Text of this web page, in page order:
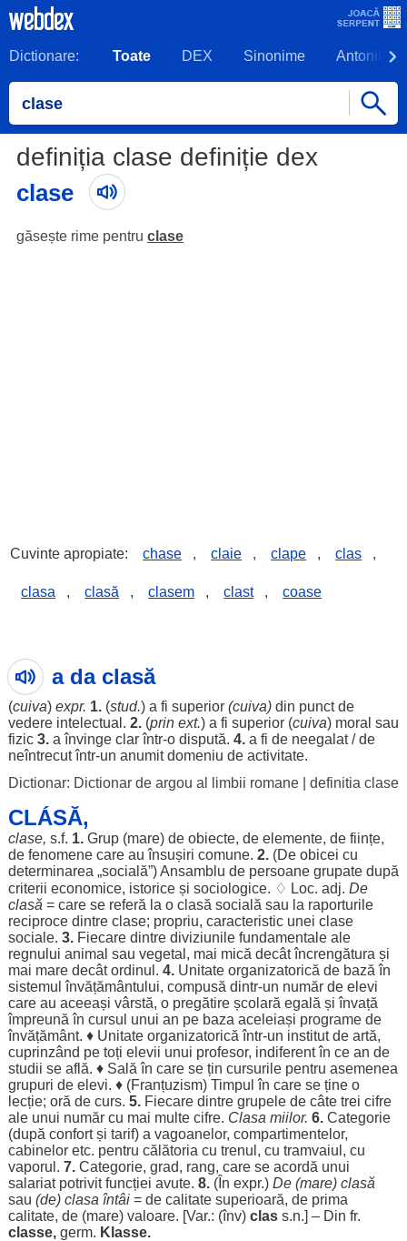
Dictionare: Toate DEX Sinonime Antonime
definiția clase definiție dex
clase
găsește rime pentru clase
Cuvinte apropiate: chase , claie , clape , clas ,
clasa , clasă , clasem , clast , coase
a da clasă
(cuiva) expr. 1.(stud.) a fi superior (cuiva)din punctde
vedere intelectual . 2.(prin ext.) a fi superior(cuiva) moral sau
fizic 3.aînvinge clarîntr-o dispută. 4.a fi de neegalat/ de
neîntrecutîntr-un anumit domeniu de activitate.
Dictionar: Dictionar de argou al limbii romane| definitia clase
CLÁSĂ,
clase, s.f. 1. Grup(mare) de obiecte, de elemente, de ființe,
de fenomenecare auînsușiri comune. 2.(De obicei cu
determinarea „socială”)Ansamblu de persoane grupatedupă
criterii economice, istoriceși sociologice. ♢ Loc. adj. De
clasă = care se referă la o clasă socială sau la raporturile
reciproce dintreclase; propriu, caracteristicunei clase
sociale. 3. Fiecare dintre diviziunile fundamentale ale
regnului animal sau vegetal , mai mică decât încrengătura și
mai mare decât ordinul . 4. Unitate organizatorică de bază în
sistemul învățământului, compusă dintr-un numărde elevi
care au aceeași vârstă, o pregătire școlară egală șiînvață
împreună în cursul unui an pe baza aceleiași programede
învățământ. ♦ Unitate organizatorică într-un institutde artă,
cuprinzând pe toți elevii unui profesor, indiferentîn ce an de
studii se află. ♦ Sală în care se țin cursurile pentru asemenea
grupuri de elevi. ♦ (Franțuzism) Timpul în care se ține o
lecție; oră de curs. 5. Fiecare dintre grupelede câte trei cifre
aleunui numărcu mai multe cifre. Clasa miilor. 6. Categorie
(după confortși tarif) a vagoanelor, compartimentelor,
cabineloretc. pentru călătoria cu trenul , cu tramvaiul , cu
vaporul . 7. Categorie, grad, rang, care se acordă unui
salariat potrivit funcției avute. 8.(În expr.) De (mare) clasă
sau (de) clasa întâi= de calitate superioară, de prima
calitate, de (mare) valoare. [Var.: (înv) class.n.] – Din fr.
classe, germ. Klasse.